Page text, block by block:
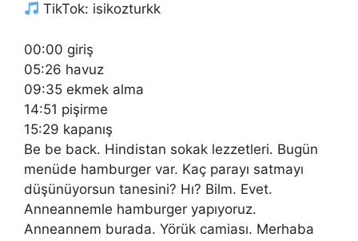
TikTok: isikozturkk
00:00 giriş
05:26 havuz
09:35 ekmek alma
14:51 pişirme
15:29 kapanış
Be be back. Hindistan sokak lezzetleri. Bugün
menüde hamburger var. Kaç parayı satmayı
düşünüyorsun tanesini? Hı? Bilm. Evet.
Anneannemle hamburger yapıyoruz.
Anneannem burada. Yörük camiası. Merhaba